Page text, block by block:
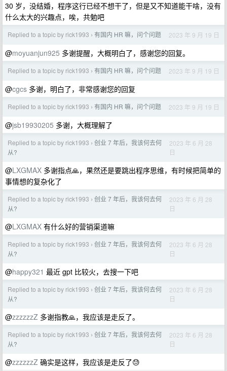
30 岁，没结婚，程序这行已经不想干了，但是又不知道能干啥，没有
什么太大的兴趣点，唉，共勉吧
Replied to a topic by rick1993 › 有国内 HR 嘛，问个问题 2023 年 9 月 19 日
@moyuanjun925 多谢提醒，大概明白了，感谢您的回复。
Replied to a topic by rick1993 › 有国内 HR 嘛，问个问题 2023 年 9 月 19 日
@cgcs 多谢，明白了，非常感谢您的回复
Replied to a topic by rick1993 › 有国内 HR 嘛，问个问题 2023 年 9 月 19 日
@jsb19930205 多谢，大概理解了
Replied to a topic by rick1993 › 创业 7 年后，我该何去何
从?
2023 年 6 月 28
日
@LXGMAX 多谢指点🙏，果然还是要跳出程序思维，有时候把简单的
事情想的复杂化了
Replied to a topic by rick1993 › 创业 7 年后，我该何去何
从?
2023 年 6 月 28
日
@LXGMAX 有什么好的营销渠道嘛
Replied to a topic by rick1993 › 创业 7 年后，我该何去何
从?
2023 年 6 月 28
日
@happy321 最近 gpt 比较火，去搜一下吧
Replied to a topic by rick1993 › 创业 7 年后，我该何去何
从?
2023 年 6 月 28
日
@zzzzzzZ 多谢指教🙏，我应该是走反了。
Replied to a topic by rick1993 › 创业 7 年后，我该何去何
从?
2023 年 6 月 28
日
@zzzzzzZ 确实是这样，我应该是走反了😓